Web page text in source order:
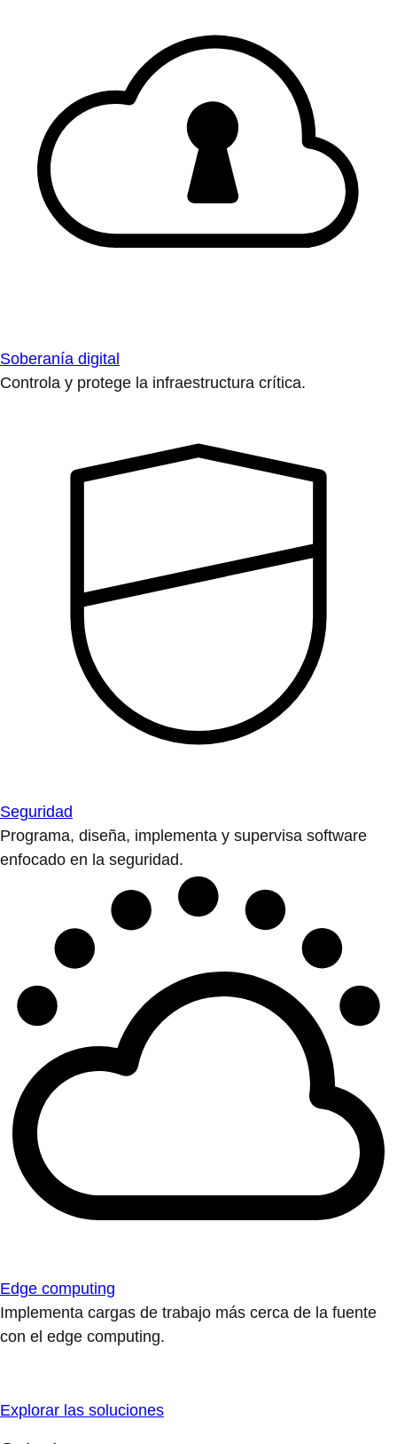
Soberanía digital
Controla y protege la infraestructura crítica.
Seguridad
Programa, diseña, implementa y supervisa software
enfocado en la seguridad.
Edge computing
Implementa cargas de trabajo más cerca de la fuente
con el edge computing.
Explorar las soluciones